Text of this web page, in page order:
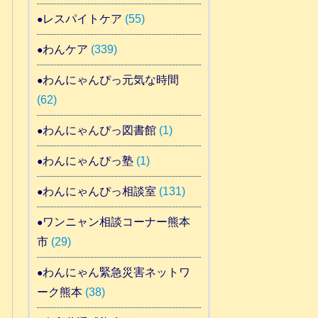
レスパイトケア (55)
わんケア (339)
わんにゃんぴっ元気な時間
(62)
わんにゃんぴっ図書館(1)
わんにゃんぴっ塾(1)
わんにゃんぴっ相談室 (131)
ワンニャン相談コーナー熊本
市(29)
わんにゃん緊急災害ネットワ
ーク熊本(38)